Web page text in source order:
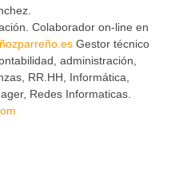
Colaborador on-line en
Gestor técnico
administración,
RR.HH, Informática,
Redes Informaticas.